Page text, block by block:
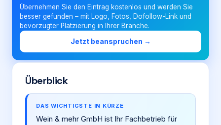
Firma eintragen
Übernehmen Sie den Eintrag kostenlos und werden Sie
besser gefunden – mit Logo, Fotos, Dofollow-Link und
bevorzugter Platzierung in Ihrer Branche.
Jetzt beanspruchen →
Überblick
DAS WICHTIGSTE IN KÜRZE
Wein & mehr GmbH ist Ihr Fachbetrieb für